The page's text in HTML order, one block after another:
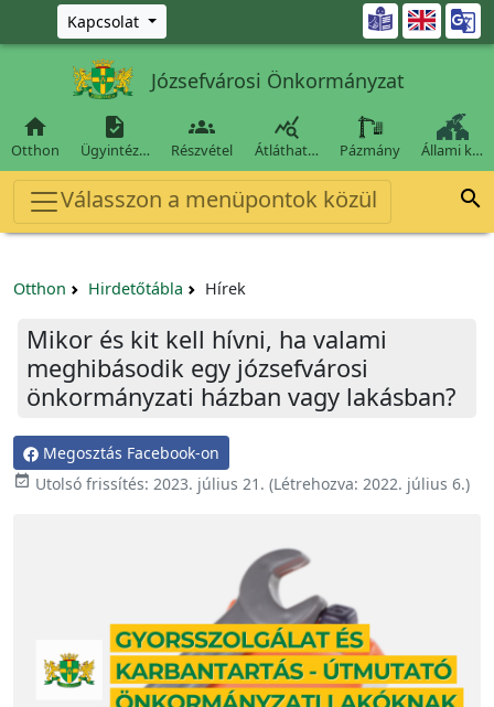
Ugrás a fő tartalomra
Kapcsolat 
Józsefvárosi Önkormányzat

Otthon

Ügyintéz…

Részvétel

Átláthat… Pázmány Állami k…
Válasszon a menüpontok közül 
Otthon Hirdetőtábla Hírek
Mikor és kit kell hívni, ha valami
meghibásodik egy józsefvárosi
önkormányzati házban vagy lakásban?
Megosztás Facebook-on
 Utolsó frissítés: 2023. július 21. (Létrehozva: 2022. július 6.)